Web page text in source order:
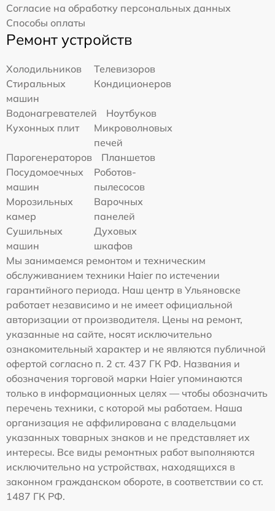
Согласие на обработку персональных данных
Способы оплаты
Ремонт устройств
Холодильников
Телевизоров
Стиральных
машин
Кондиционеров
Водонагревателей
Ноутбуков
Кухонных плит
Микроволновых
печей
Парогенераторов
Планшетов
Посудомоечных
машин
Роботов-
пылесосов
Морозильных
камер
Варочных
панелей
Сушильных
машин
Духовых
шкафов
Мы занимаемся ремонтом и техническим
обслуживанием техники Haier по истечении
гарантийного периода. Наш центр в Ульяновске
работает независимо и не имеет официальной
авторизации от производителя. Цены на ремонт,
указанные на сайте, носят исключительно
ознакомительный характер и не являются публичной
офертой согласно п. 2 ст. 437 ГК РФ. Названия и
обозначения торговой марки Haier упоминаются
только в информационных целях — чтобы обозначить
перечень техники, с которой мы работаем. Наша
организация не аффилирована с владельцами
указанных товарных знаков и не представляет их
интересы. Все виды ремонтных работ выполняются
исключительно на устройствах, находящихся в
законном гражданском обороте, в соответствии со ст.
1487 ГК РФ.